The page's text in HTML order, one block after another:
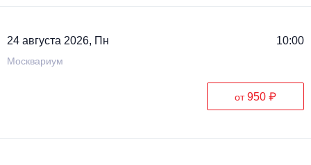
24 августа 2026, Пн 10:00
Москвариум
от950 ₽